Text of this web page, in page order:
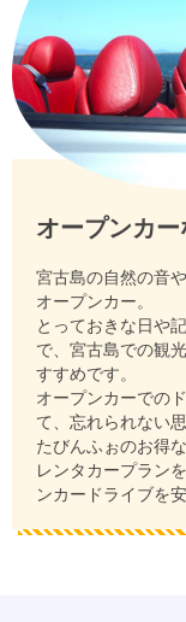
オープンカ
宮古島の自然の音
オープンカー。
とっておきな日や
で、宮古島での観
すすめです。
オープンカーでの
て、忘れられない
たびんふぉのお得
レンタカープラン
ンカードライブを